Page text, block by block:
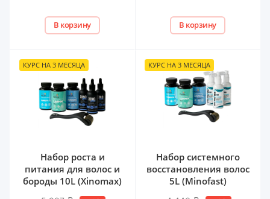
В корзину В корзину
КУРС НА 3 МЕСЯЦА
Набор роста и
питания для волос и
бороды 10L (Xinomax)
КУРС НА 3 МЕСЯЦА
Набор системного
восстановления волос
5L (Minofast)